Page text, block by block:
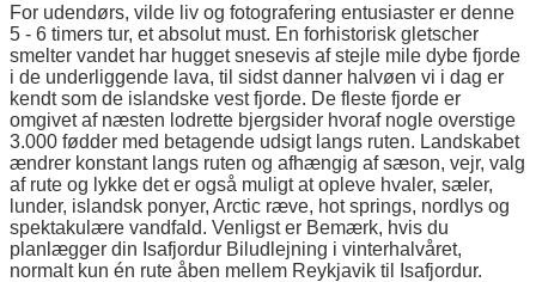
For udendørs, vilde liv og fotografering entusiaster er denne
5 - 6 timers tur, et absolut must. En forhistorisk gletscher
smelter vandet har hugget snesevis af stejle mile dybe fjorde
i de underliggende lava, til sidst danner halvøen vi i dag er
kendt som de islandske vest fjorde. De fleste fjorde er
omgivet af næsten lodrette bjergsider hvoraf nogle overstige
3.000 fødder med betagende udsigt langs ruten. Landskabet
ændrer konstant langs ruten og afhængig af sæson, vejr, valg
af rute og lykke det er også muligt at opleve hvaler, sæler,
lunder, islandsk ponyer, Arctic ræve, hot springs, nordlys og
spektakulære vandfald. Venligst er Bemærk, hvis du
planlægger din Isafjordur Biludlejning i vinterhalvåret,
normalt kun én rute åben mellem Reykjavik til Isafjordur.